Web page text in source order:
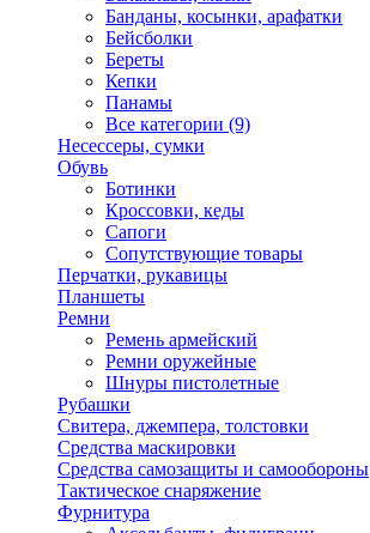
Банданы, косынки, арафатки
Бейсболки
Береты
Кепки
Панамы
Все категории (9)
Несессеры, сумки
Обувь
Ботинки
Кроссовки, кеды
Сапоги
Сопутствующие товары
Перчатки, рукавицы
Планшеты
Ремни
Ремень армейский
Ремни оружейные
Шнуры пистолетные
Рубашки
Свитера, джемпера, толстовки
Средства маскировки
Средства самозащиты и самообороны
Тактическое снаряжение
Фурнитура